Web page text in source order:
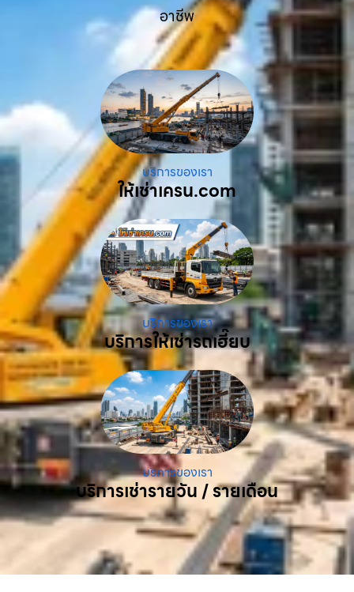
อาชีพ
บริการของเรา
ให้เช่าเครน.com
บริการของเรา
บริการให้เช่ารถเฮี๊ยบ
บริการของเรา
บริการเช่ารายวัน / รายเดือน